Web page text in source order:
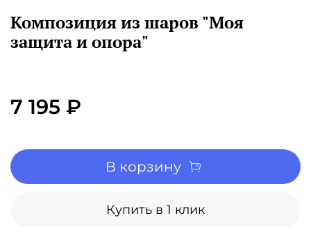
Композиция из шаров "Моя
защита и опора"
7 195 ₽
В корзину
Купить в 1 клик